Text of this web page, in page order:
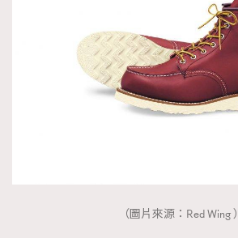
（圖片來源：Red Wing ）